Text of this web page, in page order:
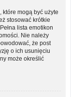
które mogą być użyte
stosować krótkie
lista emotikon
Nie należy
że post
o ich usunięciu
może określić